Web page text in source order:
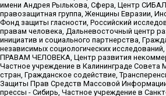
имени Андрея Рылькова, Сфера, Центр
правозащитная группа, Женщины Евразии,
Фонд защиты гласности, Российский
правам человека, Дальневосточный центр
инициатив и социального партнерства,
независимых социологических
ПРАВАМ ЧЕЛОВЕКА, Центр развития
Частное учреждение в Калининграде Совета
стран, Гражданское содействие,
Защиты Прав Средств Массовой
прессы - Сибирь, Частное учреждение в